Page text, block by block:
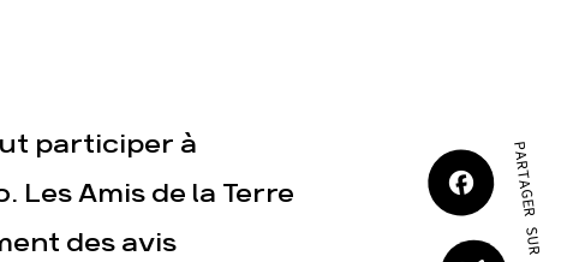
participer à
Les Amis de la Terre
des avis
PARTAGER SUR